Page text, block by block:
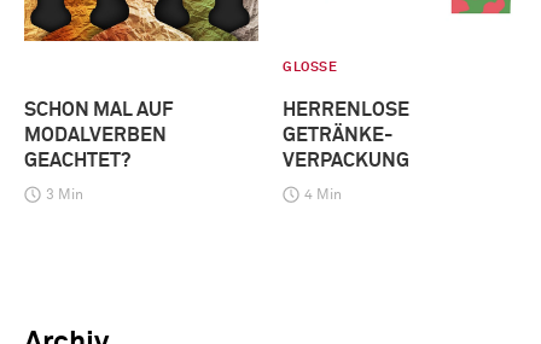
SCHON MAL AUF
MODALVERBEN
GEACHTET?
3 Min
GLOSSE
HERRENLOSE
GETRÄNKE-
VERPACKUNG
4 Min